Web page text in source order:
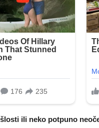
ili neko potpuno